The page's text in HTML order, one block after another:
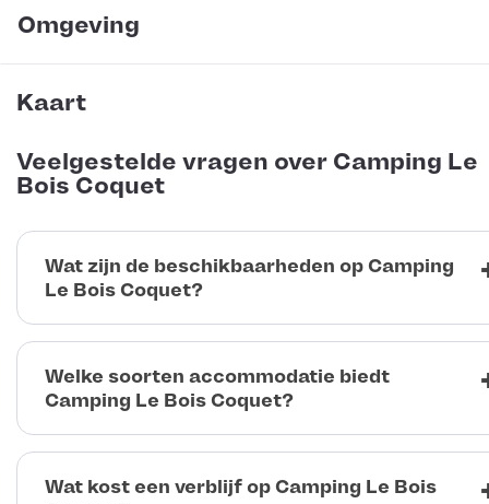
Omgeving
Kaart
Veelgestelde vragen over Camping Le
Bois Coquet
Wat zijn de beschikbaarheden op Camping
Le Bois Coquet?
Welke soorten accommodatie biedt
Camping Le Bois Coquet?
Wat kost een verblijf op Camping Le Bois